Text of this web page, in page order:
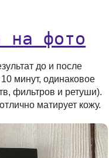
на фото
до и после
минут, одинаковое
фильтров и ретуши).
матирует кожу.